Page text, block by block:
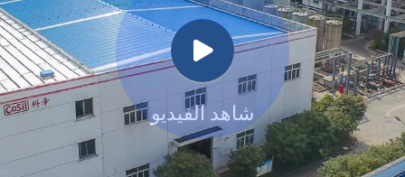
شاهد الفيديو